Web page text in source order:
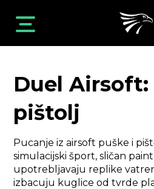
Duel Airsoft:
pištolj
Pucanje iz airsoft puške i
simulacijski šport, sličan
upotrebljavaju replike
izbacuju kuglice od tvrde